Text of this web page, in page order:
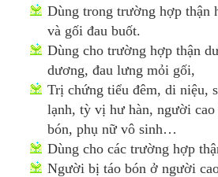
Dùng trong trường hợp thận
và gối đau buốt.
Dùng cho trường hợp thận
dương, đau lưng mỏi gối,
Trị chứng tiểu đêm, di niệu,
lạnh, tỳ vị hư hàn, người
bón, phụ nữ vô sinh…
Dùng cho các trường hợp
Người bị táo bón ở người